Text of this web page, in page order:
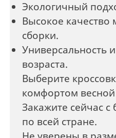
Экологичный
Высокое качество
сборки.
Универсальность
возраста.
Выберите
комфортом
Закажите сейчас с
по всей стране.